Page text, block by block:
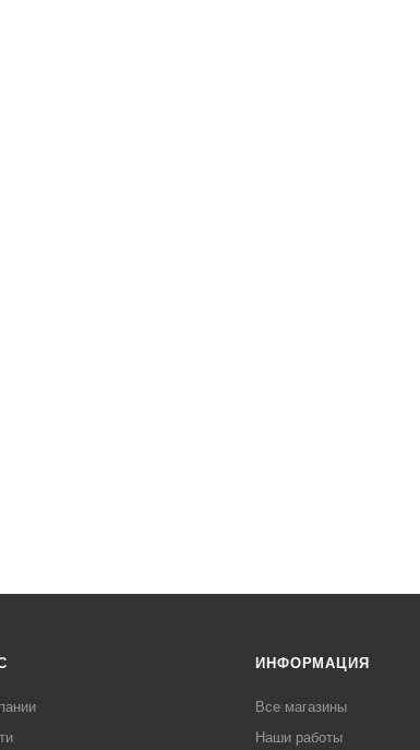
ИНФОРМАЦИЯ
Все магазины
Наши работы